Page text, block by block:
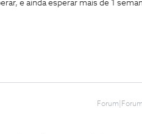
e ainda esperar mais de 1